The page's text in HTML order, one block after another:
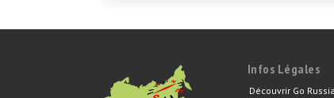
Infos Légales
Découvrir Go Russia